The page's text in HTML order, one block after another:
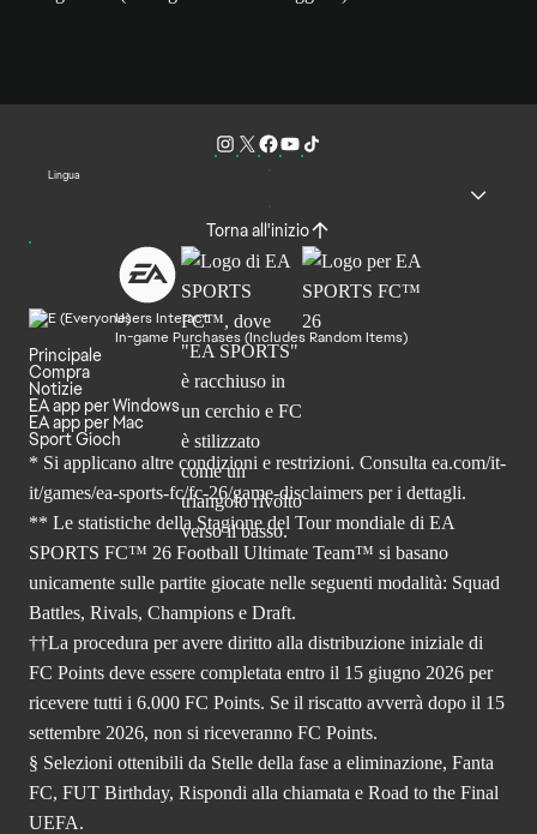
Lingua
Torna all'inizio
Users Interact
In-game Purchases (Includes Random Items)
Principale
Compra
Notizie
EA app per Windows
EA app per Mac
Sport Gioch
* Si applicano altre condizioni e restrizioni. Consulta ea.com/it-
it/games/ea-sports-fc/fc-26/game-disclaimers per i dettagli.
** Le statistiche della Stagione del Tour mondiale di EA
SPORTS FC™ 26 Football Ultimate Team™ si basano
unicamente sulle partite giocate nelle seguenti modalità: Squad
Battles, Rivals, Champions e Draft.
††La procedura per avere diritto alla distribuzione iniziale di
FC Points deve essere completata entro il 15 giugno 2026 per
ricevere tutti i 6.000 FC Points. Se il riscatto avverrà dopo il 15
settembre 2026, non si riceveranno FC Points.
§ Selezioni ottenibili da Stelle della fase a eliminazione, Fanta
FC, FUT Birthday, Rispondi alla chiamata e Road to the Final
UEFA.